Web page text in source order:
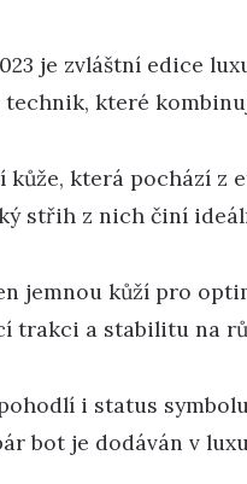
je zvláštní edice
které
která pochází
střih z nich činí
jemnou kůží pro
trakci a stabilitu na
i status
bot je dodáván v